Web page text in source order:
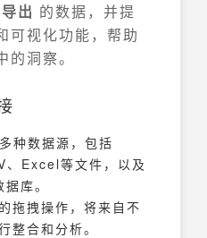
出 的数据，并提
可视化功能，帮助
洞察。
种数据源，包括
、Excel等文件，以及
库。
拖拽操作，将来自不
整合和分析。